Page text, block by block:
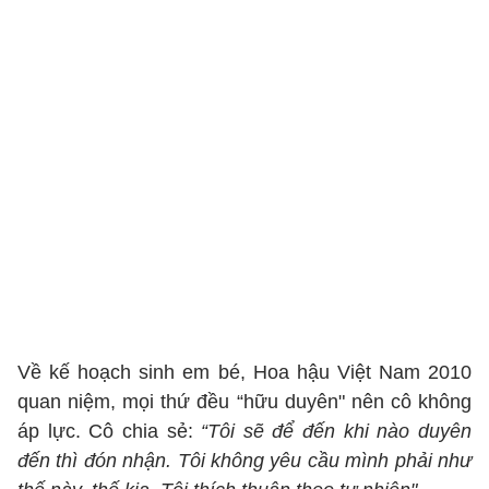
Về kế hoạch sinh em bé, Hoa hậu Việt Nam 2010
quan niệm, mọi thứ đều “hữu duyên" nên cô không
áp lực. Cô chia sẻ: “Tôi sẽ để đến khi nào duyên
đến thì đón nhận. Tôi không yêu cầu mình phải như